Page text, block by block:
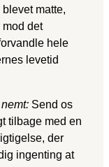
matte,
det
hele
levetid
Send os
tilbage med en
der
ingenting at